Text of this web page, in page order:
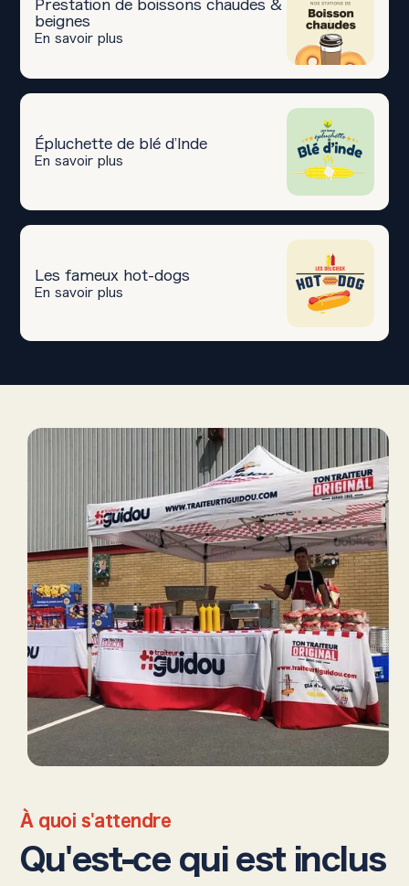
beignes
En savoir plus
Épluchette de blé d’Inde
En savoir plus
Les fameux hot-dogs
En savoir plus
À quoi s'attendre
Qu'est-ce qui est inclus